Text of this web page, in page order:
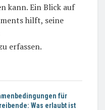
kann. Ein Blick auf
hilft, seine
erfassen.
für
Was erlaubt ist